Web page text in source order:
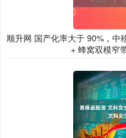
顺升网 国产化率大于 90%，中
+ 蜂窝双模窄